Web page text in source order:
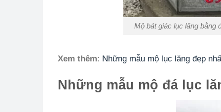
Mộ bát giác lục lăng bằng
Xem thêm: Những mẫu mộ lục lăng đẹp
Những mẫu mộ đá lục